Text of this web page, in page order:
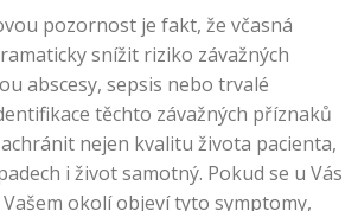
pozornost je fakt, že včasná
snížit riziko závažných
abscesy, sepsis nebo trvalé
těchto závažných příznaků
nejen kvalitu života pacienta,
i život samotný. Pokud se u Vás
okolí objeví tyto symptomy,